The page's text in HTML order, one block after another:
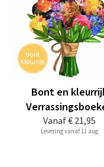
Vanaf€ 21,95
Bont en
Levering vanaf 11 aug